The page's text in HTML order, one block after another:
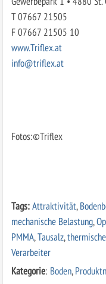
T 07667 21505
F 07667 21505 10
www.Triflex.at
info@triflex.at
Fotos:©Triflex
Tags:Attraktivität,
mechanische Belastung,
PMMA,Tausalz,
Verarbeiter
Kategorie: Boden,